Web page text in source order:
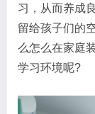
习，从而养成
留给孩子们的
么怎么在家庭
学习环境呢?